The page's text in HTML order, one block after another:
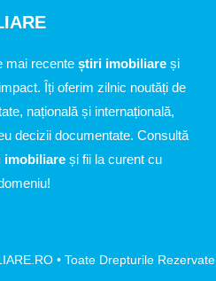
mai recente știri imobiliare și
Îți oferim zilnic noutăți de
națională și internațională,
decizii documentate. Consultă
imobiliare și fii la curent cu
• Toate Drepturile Rezervate